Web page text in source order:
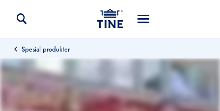
Spesial produkter